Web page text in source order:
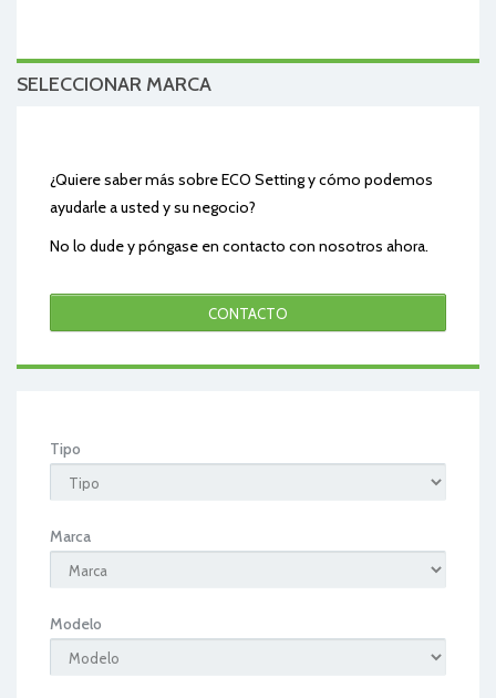
SELECCIONAR MARCA
¿Quiere saber más sobre ECO Setting y cómo podemos
ayudarle a usted y su negocio?
No lo dude y póngase en contacto con nosotros ahora.
CONTACTO
Tipo
Marca
Modelo